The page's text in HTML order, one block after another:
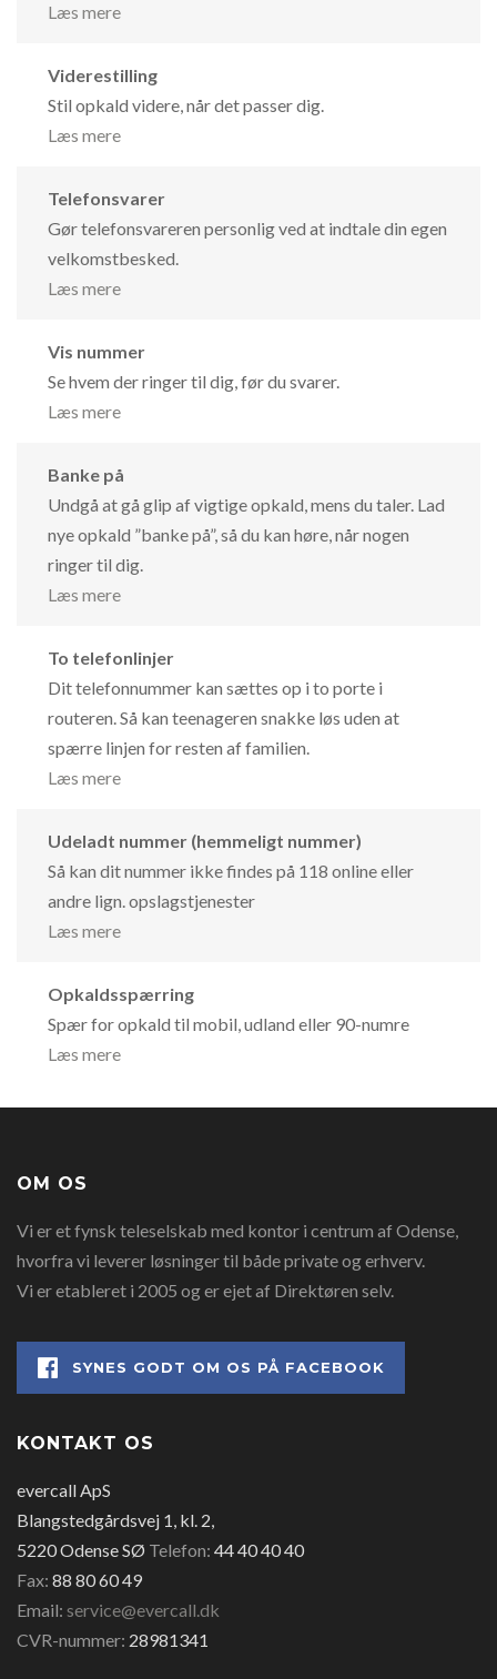
Læs mere
Viderestilling
Stil opkald videre, når det passer dig.
Læs mere
Telefonsvarer
Gør telefonsvareren personlig ved at indtale din egen
velkomstbesked.
Læs mere
Vis nummer
Se hvem der ringer til dig, før du svarer.
Læs mere
Banke på
Undgå at gå glip af vigtige opkald, mens du taler. Lad
nye opkald ”banke på”, så du kan høre, når nogen
ringer til dig.
Læs mere
To telefonlinjer
Dit telefonnummer kan sættes op i to porte i
routeren. Så kan teenageren snakke løs uden at
spærre linjen for resten af familien.
Læs mere
Udeladt nummer (hemmeligt nummer)
Så kan dit nummer ikke findes på 118 online eller
andre lign. opslagstjenester
Læs mere
Opkaldsspærring
Spær for opkald til mobil, udland eller 90-numre
Læs mere
OM OS
Vi er et fynsk teleselskab med kontor i centrum af Odense,
hvorfra vi leverer løsninger til både private og erhverv.
Vi er etableret i 2005 og er ejet af Direktøren selv.
SYNES GODT OM OS PÅ FACEBOOK
KONTAKT OS
evercall ApS
Blangstedgårdsvej 1, kl. 2,
5220 Odense SØ Telefon: 44 40 40 40
Fax: 88 80 60 49
Email: service@evercall.dk
CVR-nummer: 28981341